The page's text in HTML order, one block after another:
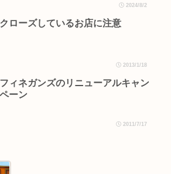
2024/8/2
クローズしているお店に注意
2013/1/18
フィネガンズのリニューアルキャン
ペーン
2011/7/17